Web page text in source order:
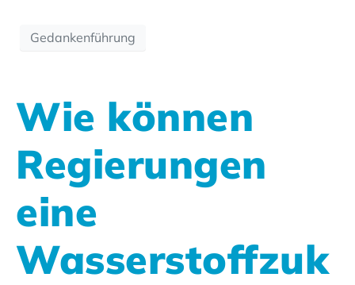
Gedankenführung
Wie können
Regierungen
eine
Wasserstoffzuk